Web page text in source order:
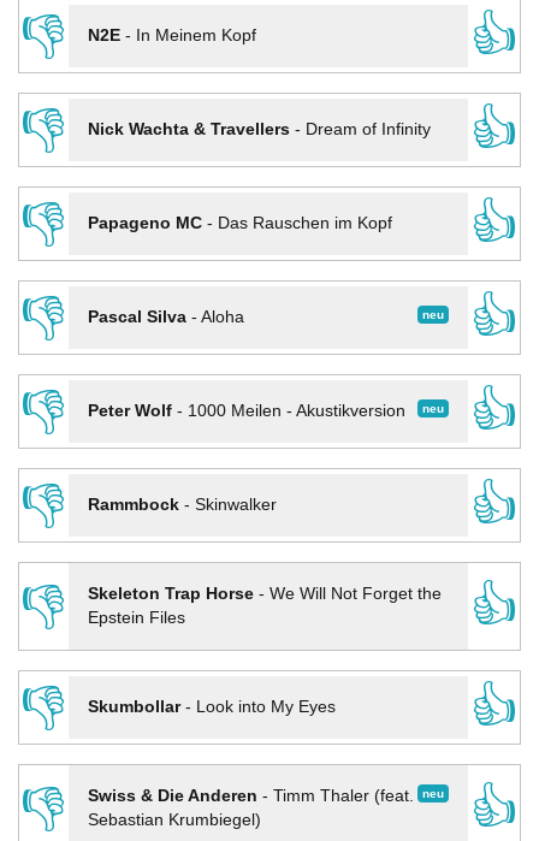
👎
N2E- In Meinem Kopf
👍
👎
Nick Wachta & Travellers- Dream of Infinity
👍
👎
Papageno MC- Das Rauschen im Kopf
👍
👎
neu
Pascal Silva- Aloha
👍
👎
neu
Peter Wolf- 1000 Meilen - Akustikversion
👍
👎
Rammbock- Skinwalker
👍
👎
Skeleton Trap Horse- We Will Not Forget the
Epstein Files
👍
👎
Skumbollar- Look into My Eyes
👍
👎
neu
Swiss & Die Anderen - Timm Thaler (feat.
Sebastian Krumbiegel)
👍